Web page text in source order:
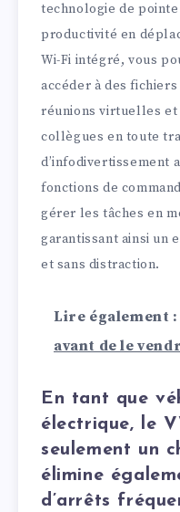
technologie de
productivité en
Wi-Fi intégré, vous
accéder à des
réunions virtuelles
collègues en toute
d’infodivertissement
fonctions de
gérer les tâches en
garantissant ainsi un
et sans distraction.
Lire également :
avant de le
En tant que
électrique, le
seulement un
élimine
d’arrêts